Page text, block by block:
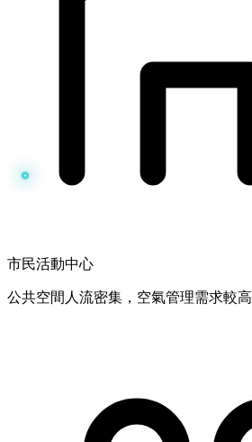
市民活動中心
公共空間人流密集，空氣管理需求較高